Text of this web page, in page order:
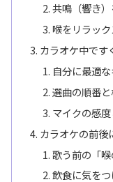
共鳴（響き
喉をリラッ
カラオケ中です
自分に最適
選曲の順番
マイクの感
カラオケの前後
歌う前の「喉
飲食に気を